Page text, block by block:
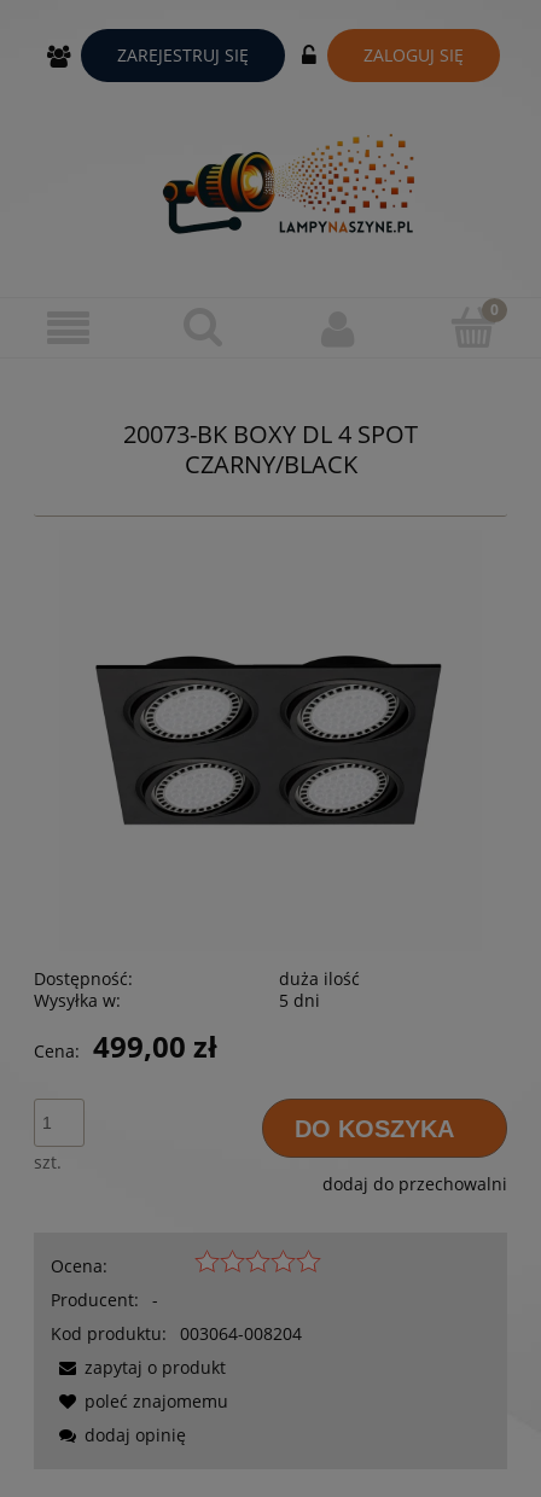
ZAREJESTRUJ SIĘ ZALOGUJ SIĘ
20073-BK BOXY DL 4 SPOT
CZARNY/BLACK
Dostępność:
duża ilość
Wysyłka w:
5 dni
Cena: 499,00 zł
szt.
DO KOSZYKA
dodaj do przechowalni
Ocena:
Producent:
-
Kod produktu:
003064-008204
zapytaj o produkt
poleć znajomemu
dodaj opinię